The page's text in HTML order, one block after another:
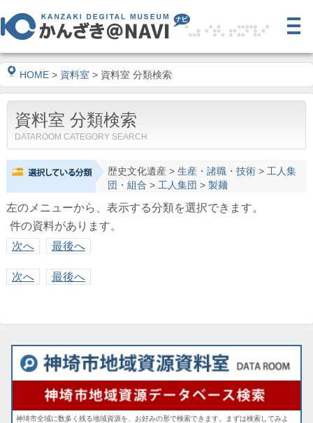
HOME > 資料室 > 資料室 分類検索
資料室 分類検索
DATAROOM CATEGORY SEARCH
歴史文化遺産> 生産・諸職・技術> 工人集
団・組合 > 工人集団 > 製麺
左のメニューから、表示する分類を選択できます。
件の資料があります。
次へ
最後へ
次へ 最後へ
神埼市全域に数多く残る地域資源を、お好みの形で検索できます。まずは検索してみよ